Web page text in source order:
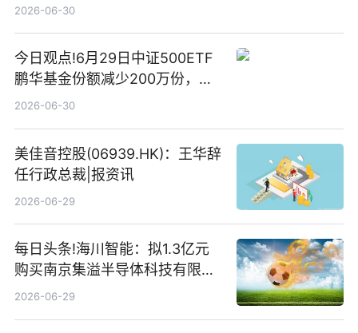
2026-06-30
今日观点!6月29日中证500ETF
鹏华基金份额减少200万份，重
仓股亨通光电、赤峰黄金、佰维
2026-06-30
美佳音控股(06939.HK)：王华辞
任行政总裁|报资讯
2026-06-29
每日头条!海川智能：拟1.3亿元
购买南京集溢半导体科技有限公
司15.3%股权
2026-06-29